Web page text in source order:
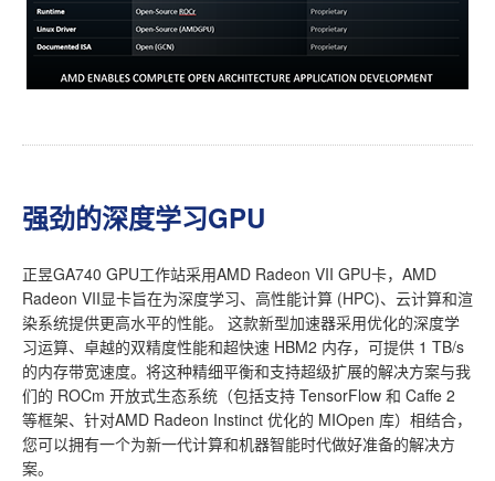
强劲的深度学习GPU
正昱GA740 GPU工作站采用AMD Radeon VII GPU卡，AMD
Radeon VII显卡旨在为深度学习、高性能计算 (HPC)、云计算和渲
染系统提供更高水平的性能。 这款新型加速器采用优化的深度学
习运算、卓越的双精度性能和超快速 HBM2 内存，可提供 1 TB/s
的内存带宽速度。将这种精细平衡和支持超级扩展的解决方案与我
们的 ROCm 开放式生态系统（包括支持 TensorFlow 和 Caffe 2
等框架、针对AMD Radeon Instinct 优化的 MIOpen 库）相结合，
您可以拥有一个为新一代计算和机器智能时代做好准备的解决方
案。